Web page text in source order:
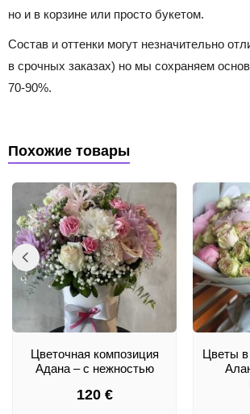
но и в корзине или просто букетом.
Состав и оттенки могут незначительно
в срочных заказах) но мы сохраняем
70-90%.
Похожие товары
Цветочная композиция
Адана – с нежностью
120 €
Цветы